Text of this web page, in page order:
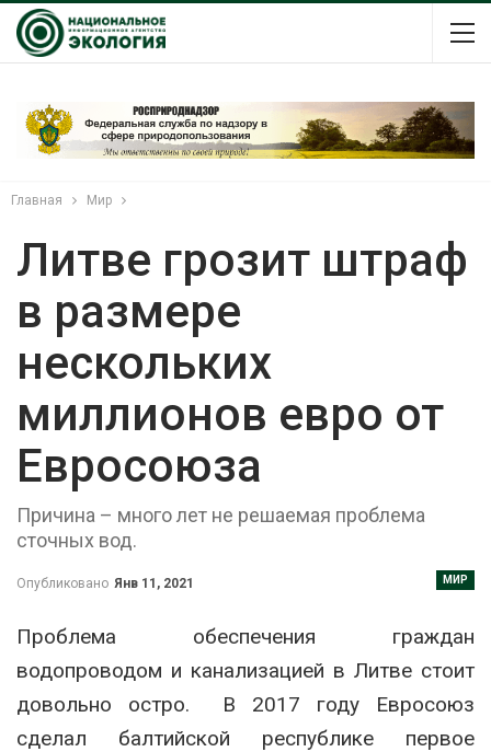
Главная Мир
Литве грозит штраф
в размере
нескольких
миллионов евро от
Евросоюза
Причина – много лет не решаемая проблема
сточных вод.
МИР
Опубликовано Янв 11, 2021
Проблема обеспечения граждан
водопроводом и канализацией в Литве стоит
довольно остро. В 2017 году Евросоюз
сделал балтийской республике первое